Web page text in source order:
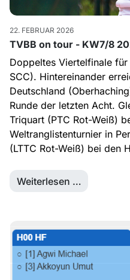
22. FEBRUAR 2026
TVBB on tour - KW7/8
Doppeltes Viertelfinale
SCC). Hintereinander
Deutschland
Runde der letzten Acht.
Triquart (PTC Rot-Weiß)
Weltranglistenturnier in
(LTTC Rot-Weiß) bei den
Weiterlesen …